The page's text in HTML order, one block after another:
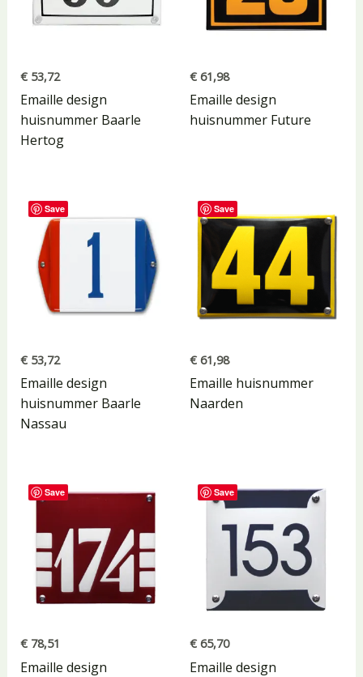
€53,72
Emaille design
huisnummer Baarle
Hertog
€ 61,98
Emaille design
huisnummer Future
Save
€53,72
Emaille design
huisnummer Baarle
Nassau
Save
€ 61,98
Emaille huisnummer
Naarden
Save
€78,51
Emaille design
Save
€ 65,70
Emaille design